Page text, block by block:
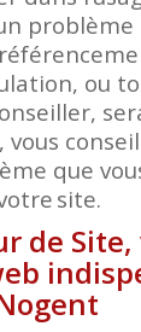
ou
vous
que
site.
de